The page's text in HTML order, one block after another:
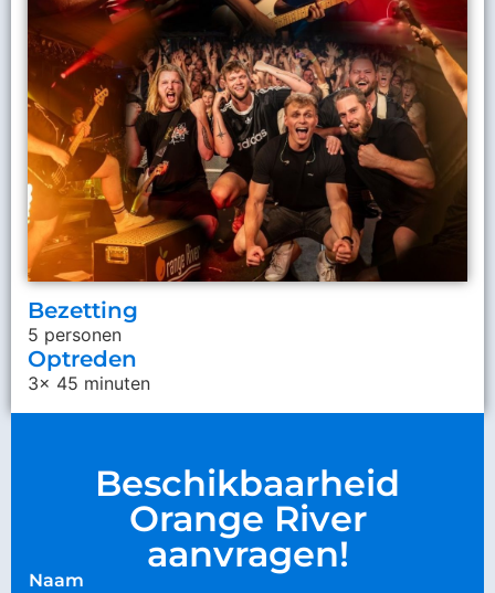
Bezetting
5 personen
Optreden
3x 45 minuten
Beschikbaarheid
Orange River
aanvragen!
Naam